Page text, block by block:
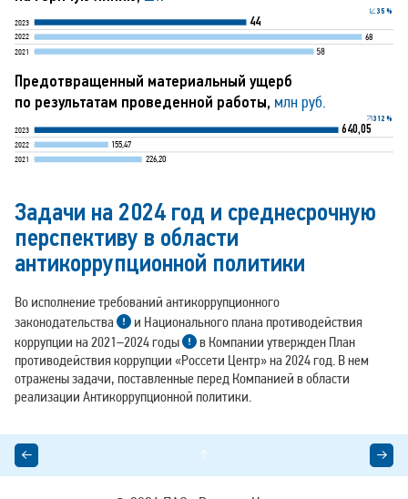
2022
2021
2023 44
68
35 %
Предотвращенный материальный ущерб
по результатам проведенной работы, млн руб.
2022
2021
2023 640,05
155,47
3 1 2 %
226,20
Задачи на 2024 год и среднесрочную
перспективу в области
антикоррупционной политики
Во исполнение требований антикоррупционного
законодательства
и Национального плана противодействия
коррупции на 2021–2024 годы
в Компании утвержден План
противодействия коррупции «Россети Центр» на 2024 год. В нем
отражены задачи, поставленные перед Компанией в области
реализации Антикоррупционной политики.